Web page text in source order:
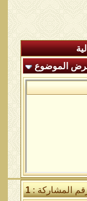
عرض الموضوع
المشاركة :1